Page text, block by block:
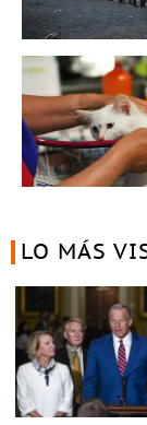
LO MÁS